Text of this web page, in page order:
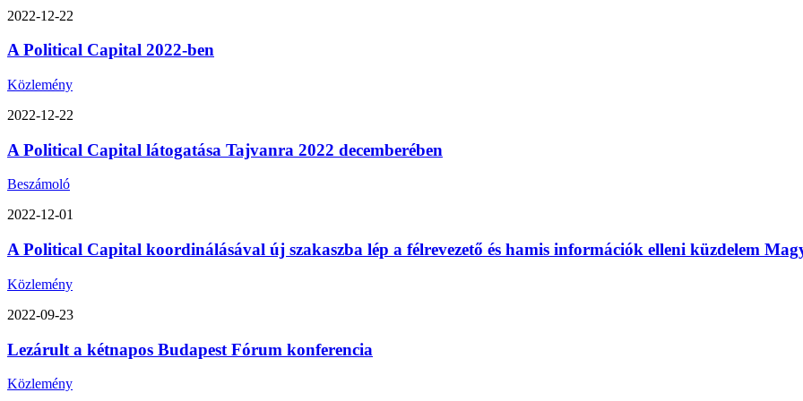
2022-12-22
A Political Capital 2022-ben
Közlemény
2022-12-22
A Political Capital látogatása Tajvanra 2022 decemberében
Beszámoló
2022-12-01
A Political Capital koordinálásával új szakaszba lép a félrevezető és hamis információk elleni küzdelem
Közlemény
2022-09-23
Lezárult a kétnapos Budapest Fórum konferencia
Közlemény